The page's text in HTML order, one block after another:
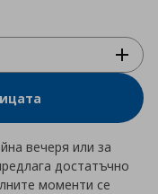
вечеря или за
достатъчно
моменти се